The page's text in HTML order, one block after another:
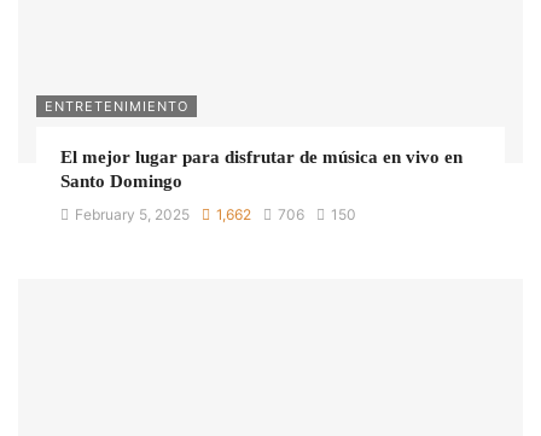
ENTRETENIMIENTO
El mejor lugar para disfrutar de música en vivo en
Santo Domingo
February 5, 2025 1,662 706 150